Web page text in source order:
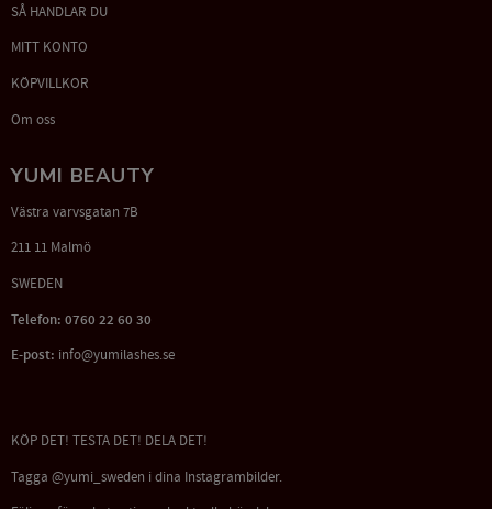
SÅ HANDLAR DU
MITT KONTO
KÖPVILLKOR
Om oss
YUMI BEAUTY
Västra varvsgatan 7B
211 11 Malmö
SWEDEN
Telefon: 0760 22 60 30
E-post: info@yumilashes.se
KÖP DET! TESTA DET! DELA DET!
Tagga @yumi_sweden i dina Instagrambilder.